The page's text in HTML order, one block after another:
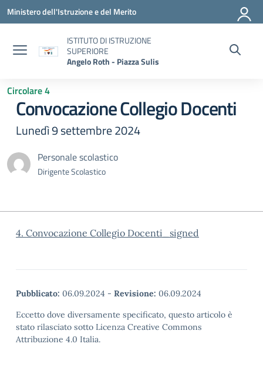
Vai ai contenuti
Vai al menu di navigazione
Vai al footer
Ministero dell'Istruzione e del Merito
ISTITUTO DI ISTRUZIONE
SUPERIORE
Angelo Roth - Piazza Sulis
Circolare 4
Convocazione Collegio Docenti
Lunedì 9 settembre 2024
Personale scolastico
Dirigente Scolastico
4. Convocazione Collegio Docenti_signed
Pubblicato: 06.09.2024 - Revisione: 06.09.2024
Eccetto dove diversamente specificato, questo articolo è
stato rilasciato sotto Licenza Creative Commons
Attribuzione 4.0 Italia.